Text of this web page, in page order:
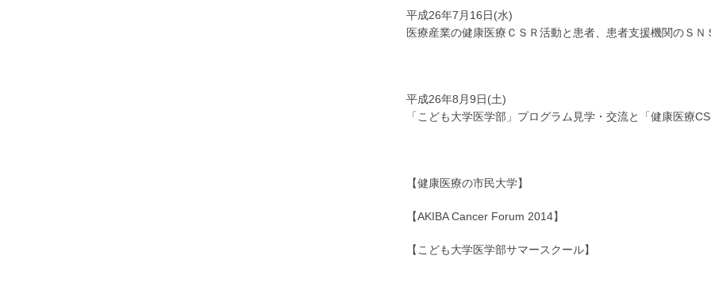
平成26年7月16日(水)
医療産業の健康医療ＣＳＲ活動と患者、患者支援機関のＳＮ
平成26年8月9日(土)
「こども大学医学部」プログラム見学・交流と「健康医療
【健康医療の市民大学】
【AKIBA Cancer Forum 2014】
【こども大学医学部サマースクール】